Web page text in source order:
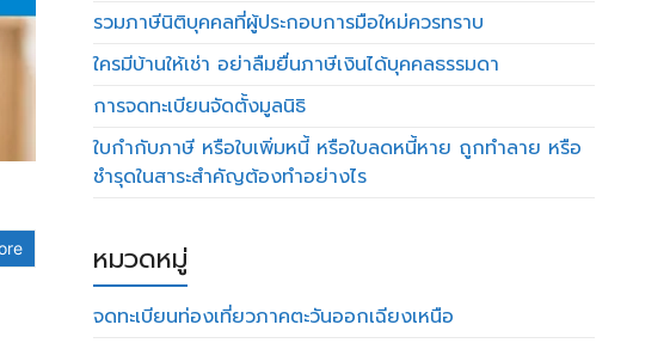
รวมภาษีนิติบุคคลที่ผู้ประกอบการมือใหม่ควรทราบ
ใครมีบ้านให้เช่า อย่าลืมยื่นภาษีเงินได้บุคคลธรรมดา
การจดทะเบียนจัดตั้งมูลนิธิ
ใบกำกับภาษี หรือใบเพิ่มหนี้ หรือใบลดหนี้หาย ถูกทำลาย หรือ
ชำรุดในสาระสำคัญต้องทำอย่างไร
หมวดหมู่
จดทะเบียนท่องเที่ยวภาคตะวันออกเฉียงเหนือ